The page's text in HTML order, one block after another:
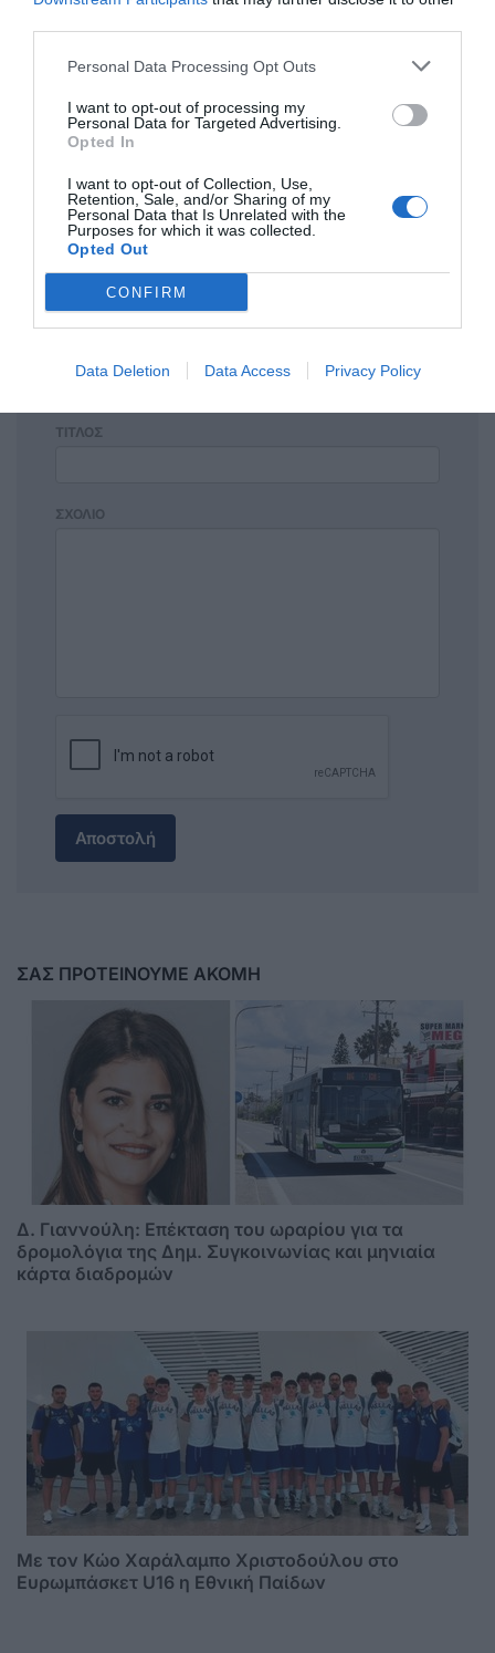
Personal Data Processing Opt Outs
I want to opt-out of processing my
Personal Data for Targeted Advertising.
Opted In
I want to opt-out of Collection, Use,
Retention, Sale, and/or Sharing of my
Personal Data that Is Unrelated with the
Purposes for which it was collected.
Opted Out
CONFIRM
Data Deletion Data Access Privacy Policy
χυδαιότητας!
Σχόλια 0
Πρόσθεσε ένα σχόλιο
ΤΙΤΛΟΣ
ΣΧΟΛΙΟ
Αποστολή
ΣΑΣ ΠΡΟΤΕΙΝΟΥΜΕ ΑΚΟΜΗ
Δ. Γιαννούλη: Επέκταση του ωραρίου για τα
δρομολόγια της Δημ. Συγκοινωνίας και μηνιαία
κάρτα διαδρομών
Με τον Κώο Χαράλαμπο Χριστοδούλου στο
Ευρωμπάσκετ U16 η Εθνική Παίδων